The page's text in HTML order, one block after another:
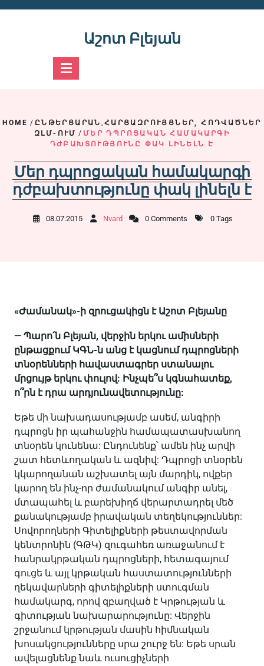
Աշոտ Բլեյան
HOME / ԸՆԹԵՐՑԱՐԱՆ , ՀԱՐՑԱԶՐՈՒՅՑՆԵՐ, ՀՈԴՎԱԾՆԵՐ
ԶԼՄ-ՈՒՄ / ՄԵՐ ԴՊՐՈՑԱԿԱՆ ՀԱՄԱԿԱՐԳԻ
ԴԺԲԱԽՏՈՒԹՅՈՒՆԸ ՓԱԿ ԼԻՆԵԼՆ Է
Մեր դպրոցական համակարգի
դժբախտությունը փակ լինելն է
08.07.2015 Nvard 0 Comments 0 Tags
«Ժամանակ»-ի զրուցակիցն է Աշոտ Բլեյանը
— Պարո՛ն Բլեյան, վերջին երկու ամիսների
ընթացքում ԿԳՆ-ն անց է կացնում դպրոցների
տնօրենների հավաստագրեր ստանալու
մրցույթ երկու փուլով: Ինչպե՞ս կգնահատեք,
ո՞րն է դրա արդյունավետությունը:
Եթե մի նախադասությամբ ասեմ, անգիրի
դպրոցն իր պահանջին համապատասխանող
տնօրեն կունենա: Ընդունենք՝ ամեն ինչ արվի
շատ հետևողական և ազնիվ: Դպրոցի տնօրեն
կկարողանան աշխատել այն մարդիկ, ովքեր
կարող են ինչ-որ ժամանակում անգիր անել,
մտապահել և բարեխիղճ վերարտադրել մեծ
քանակությամբ իրավական տեղեկություններ:
Սովորողների Գիտելիքների թեստավորման
կենտրոնին (ԳԹԿ) զուգահեռ առաջանում է
հանրակրթական դպրոցների, հետագայում
գուցե և այլ կրթական հաստատությունների
ղեկավարների գիտելիքների ստուգման
համակարգ, որով զբաղված է Կրթության և
գիտության նախարարությունը: Վերջին
շրջանում կրթության մասին հիմնական
խոսակցությունները սրա շուրջ են: Եթե սրան
ավելացնենք նաև ուսուցիչների